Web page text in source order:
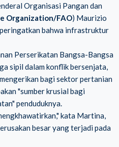
Organisasi Pangan dan
Organization/FAO) Maurizio
bahwa infrastruktur
Perserikatan Bangsa-Bangsa
sipil dalam konflik bersenjata,
bagi sektor pertanian
"sumber krusial bagi
penduduknya.
kata Martina,
besar yang terjadi pada